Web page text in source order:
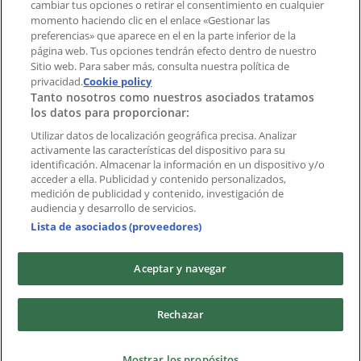
Marcas
Marcas locales
Negocios
Negocios cercanos
Productos
Productos locales
Ciudades
Descargar la APP Tiendeo
Copyright © Tiendeo ® 2026 · Shopfully Marketing S.L.U. –
Palau de Mar – 08039 Barcelona, Spain
Términos y condicionesPolítica de privacidad
cambiar tus opciones o retirar el consentimiento en cualquier
momento haciendo clic en el enlace «Gestionar las
preferencias» que aparece en el en la parte inferior de la
página web. Tus opciones tendrán efecto dentro de nuestro
Sitio web. Para saber más, consulta nuestra política de
privacidad.Cookie policy
Tanto nosotros como nuestros asociados tratamos
los datos para proporcionar:
Utilizar datos de localización geográfica precisa. Analizar
activamente las características del dispositivo para su
identificación. Almacenar la información en un dispositivo y/o
acceder a ella. Publicidad y contenido personalizados,
medición de publicidad y contenido, investigación de
audiencia y desarrollo de servicios.
Lista de asociados (proveedores)
Aceptar y navegar
Rechazar